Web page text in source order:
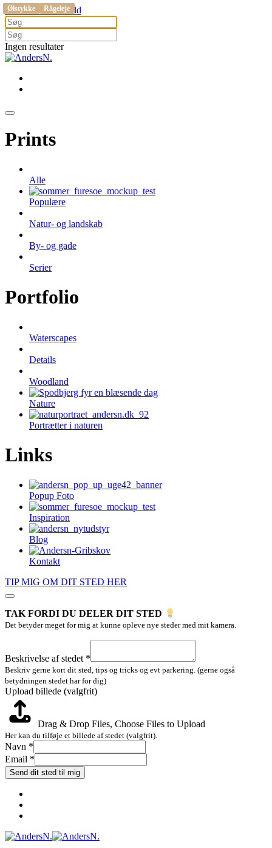
Gå til hovedindhold
Ingen resultater
Prints
Alle
Populære
Natur- og landskab
By- og gade
Serier
Portfolio
Waterscapes
Details
Woodland
Nature
Portrætter i naturen
Links
Popup Foto
Inspiration
Blog
Kontakt
TIP MIG OM DIT STED HER
TAK FORDI DU DELER DIT STED
Det betyder meget for mig at kunne opleve nye steder med mit kamera.
(valgfrit)
Upload
Beskrivelse af stedet *
Beskriv gerne kort dit sted, tips og tricks og evt parkering. (gerne også
betydningen stedet har for dig)
Upload billede (valgfrit)
Drag & Drop Files, Choose Files to Upload
Her kan du tilføje et billede af stedet (valgfrit).
Navn *
Email *
Send dit sted til mig
Gribskov
Jyllinge
Buresø
Vejby Rågeleje
Vejby Rågeleje
Ølstykke
Ølstykke